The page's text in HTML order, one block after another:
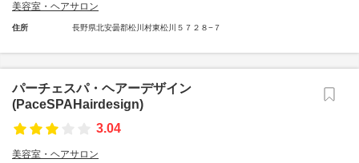
美容室・ヘアサロン
住所 長野県北安曇郡松川村東松川５７２８−７
パーチェスパ・ヘアーデザイン
(PaceSPAHairdesign)
3.04
美容室・ヘアサロン